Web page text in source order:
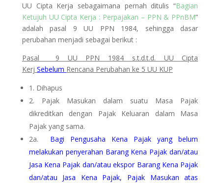
UU Cipta Kerja sebagaimana pernah ditulis “Bagian
Ketujuh UU Cipta Kerja : Perpajakan – PPN & PPnBM”
adalah pasal 9 UU PPN 1984, sehingga dasar
perubahan menjadi sebagai berikut :
Pasal 9 UU PPN 1984 s.t.d.t.d. UU Cipta
Kerj Sebelum Rencana Perubahan ke 5 UU KUP
1. Dihapus
2. Pajak Masukan dalam suatu Masa Pajak
dikreditkan dengan Pajak Keluaran dalam Masa
Pajak yang sama.
2a. Bagi Pengusaha Kena Pajak yang belum
melakukan penyerahan Barang Kena Pajak dan/atau
Jasa Kena Pajak dan/atau ekspor Barang Kena Pajak
dan/atau Jasa Kena Pajak, Pajak Masukan atas